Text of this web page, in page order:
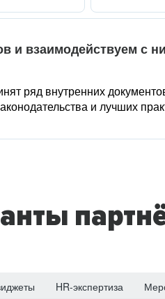
и взаимодействуем с
ряд внутренних
и лучших
HR-экспертиза